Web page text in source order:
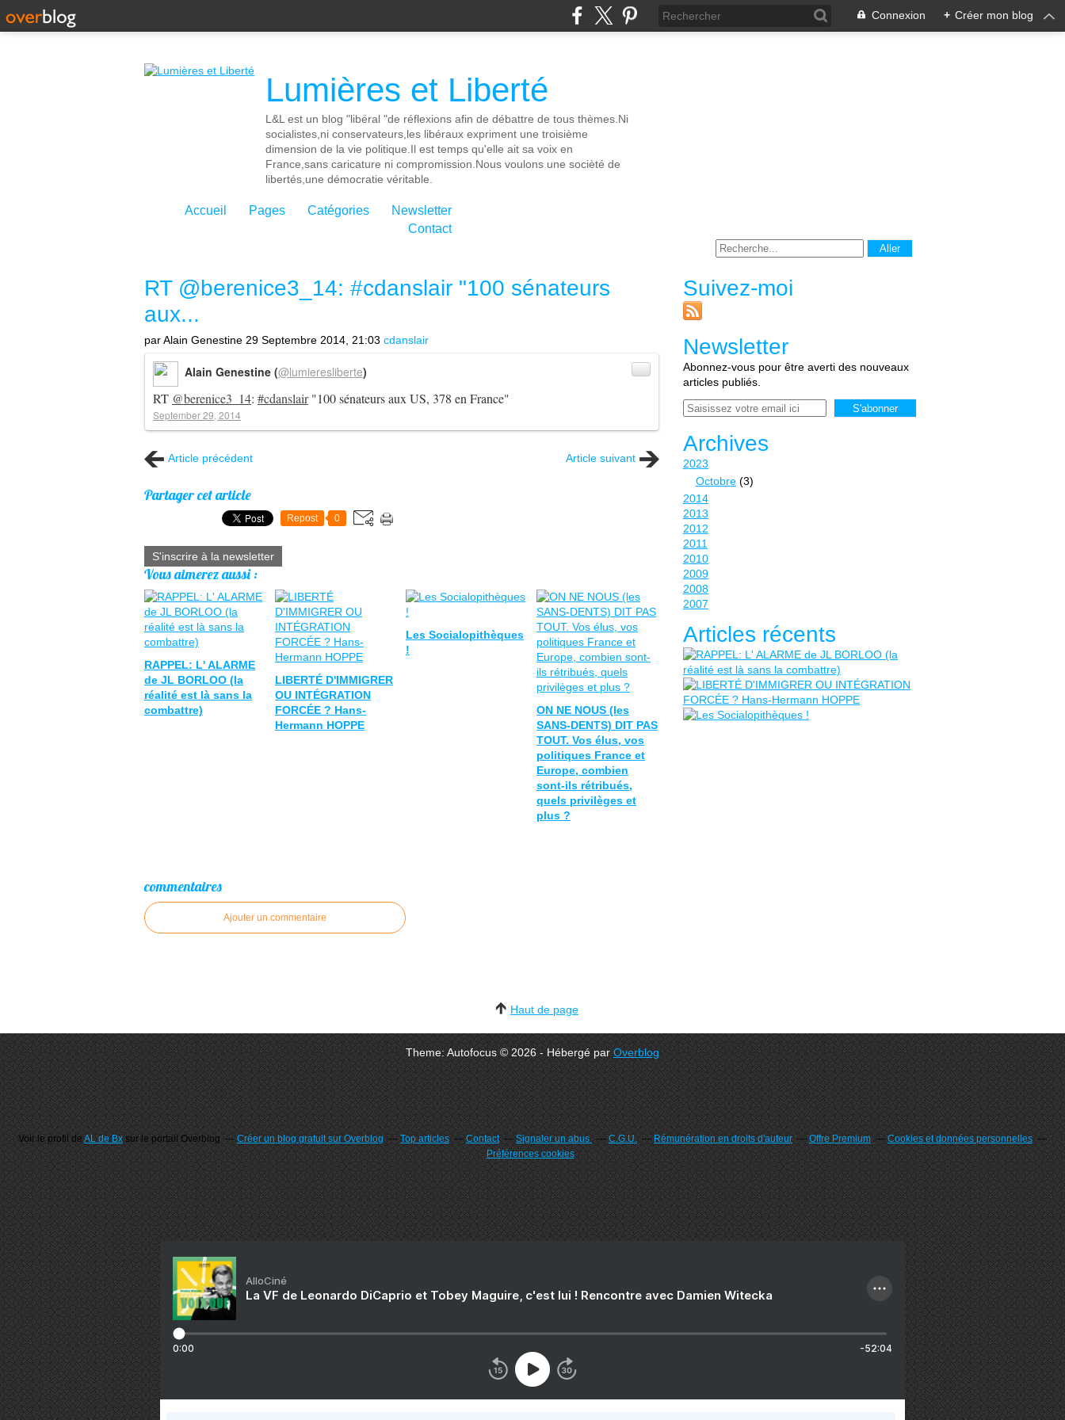
Connexion + Créer mon blog
Lumières et Liberté
L&L est un blog "libéral "de réflexions afin de débattre de tous thèmes.Ni
socialistes,ni conservateurs,les libéraux expriment une troisième
dimension de la vie politique.Il est temps qu'elle ait sa voix en
France,sans caricature ni compromission.Nous voulons une socièté de
libertés,une démocratie véritable.
Accueil Pages Catégories
Newsletter
Contact
RT @berenice3_14: #cdanslair "100 sénateurs
aux...
par Alain Genestine 29 Septembre 2014, 21:03 cdanslair
RT @berenice3_14: #cdanslair"100 sénateurs aux US, 378 en France"
Alain Genestine (@lumieresliberte)
September 29, 2014
Article précédent Article suivant
Partager cet article
Repost 0
S'inscrire à la newsletter
Vous aimerez aussi :
RAPPEL: L' ALARME
de JL BORLOO (la
réalité est là sans la
combattre)
LIBERTÉ D'IMMIGRER
OU INTÉGRATION
FORCÉE ? Hans-
Hermann HOPPE
Les Socialopithèques
!
ON NE NOUS (les
SANS-DENTS) DIT PAS
TOUT. Vos élus, vos
politiques France et
Europe, combien
sont-ils rétribués,
quels privilèges et
plus ?
commentaires
Ajouter un commentaire
Suivez-moi
Newsletter
Abonnez-vous pour être averti des nouveaux
articles publiés.
Email
Archives
2023
Octobre (3)
2014
2013
2012
2011
2010
2009
2008
2007
Articles récents
Haut de page
Theme: Autofocus © 2026 - Hébergé parOverblog
Voir le profil deAL de Bxsur le portail Overblog Créer un blog gratuit sur Overblog Top articles Contact Signaler un abus C.G.U. Rémunération en droits d'auteur Offre Premium
Cookies et données personnelles
Préférences cookies
AlloCiné
La VF de Leonardo DiCaprio et Tobey Maguire, c'est lui ! Rencontre avec Damien Witecka
0:00 -52:04